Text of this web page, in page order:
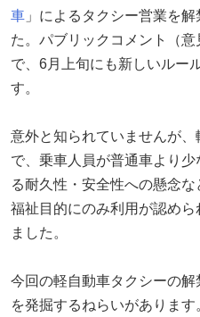
車 」によるタクシー営業を
た。パブリックコメント（
で、6月上旬にも新しいルー
す。
意外と知られていませんが
で、乗車人員が普通車より
る耐久性・安全性への懸念な
福祉目的にのみ利用が認め
ました。
今回の軽自動車タクシーの
を発掘するねらいがあります